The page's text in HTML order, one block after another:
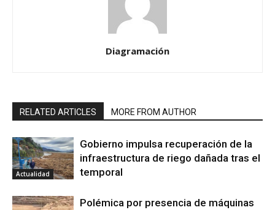
Diagramación
RELATED ARTICLES MORE FROM AUTHOR
Actualidad
Gobierno impulsa recuperación de la
infraestructura de riego dañada tras el
temporal
Polémica por presencia de máquinas